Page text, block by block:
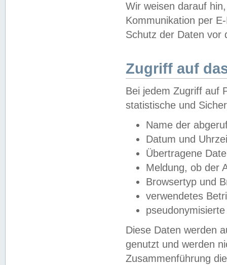
Wir weisen darauf
Kommunikation per
Schutz der Daten vor
Zugriff auf
Bei jedem Zugriff auf
statistische und
Name der
Datum und
Übertragene
Meldung, ob der
Browsertyp und
verwendetes
Diese Daten werden
genutzt und werden
Zusammenführung